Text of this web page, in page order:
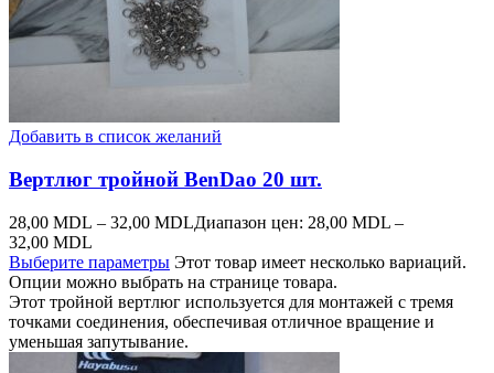
Добавить в список желаний
Вертлюг тройной BenDao 20 шт.
28,00 MDL – 32,00 MDLДиапазон цен: 28,00 MDL –
32,00 MDL
Выберите параметры Этот товар имеет несколько вариаций.
Опции можно выбрать на странице товара.
Этот тройной вертлюг используется для монтажей с тремя
точками соединения, обеспечивая отличное вращение и
уменьшая запутывание.